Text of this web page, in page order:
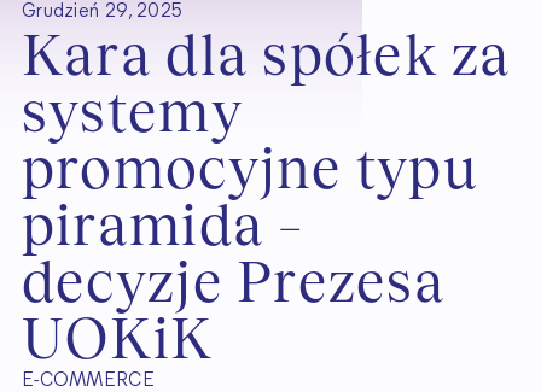
Grudzień 29, 2025
Kara dla spółek za
systemy
promocyjne typu
piramida –
decyzje Prezesa
UOKiK
E-COMMERCE